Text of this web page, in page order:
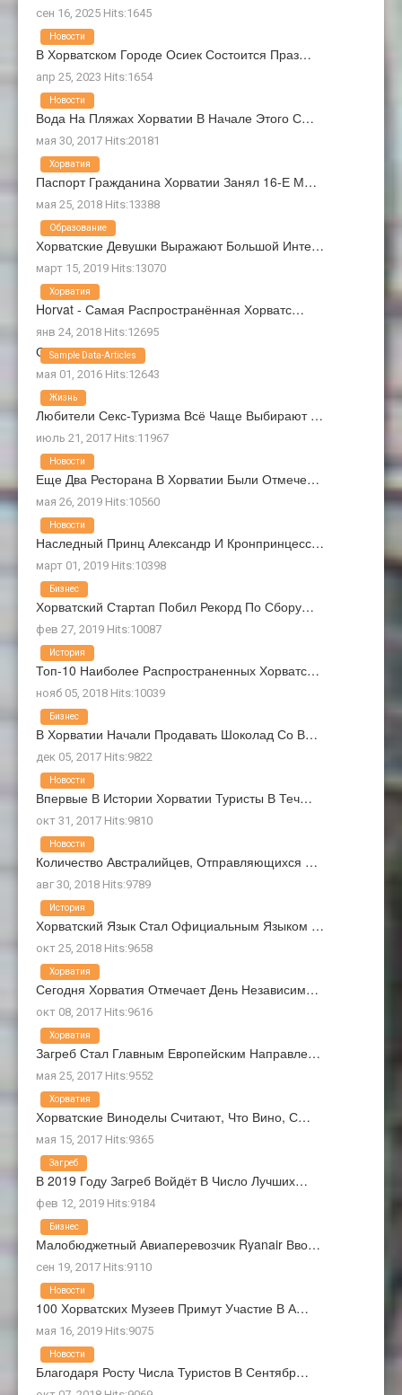
сен 16, 2025 Hits:1645
В Хорватском Городе Осиек Состоится Праз…
апр 25, 2023 Hits:1654
Новости
Вода На Пляжах Хорватии В Начале Этого С…
мая 30, 2017 Hits:20181
Новости
Паспорт Гражданина Хорватии Занял 16-Е М…
мая 25, 2018 Hits:13388
Хорватия
Хорватские Девушки Выражают Большой Инте…
март 15, 2019 Hits:13070
Образование
Horvat - Самая Распространённая Хорватс…
янв 24, 2018 Hits:12695
Хорватия
О Нас
мая 01, 2016 Hits:12643
Sample Data-Articles
Любители Секс-Туризма Всё Чаще Выбирают …
июль 21, 2017 Hits:11967
Жизнь
Еще Два Ресторана В Хорватии Были Отмече…
мая 26, 2019 Hits:10560
Новости
Наследный Принц Александр И Кронпринцесс…
март 01, 2019 Hits:10398
Новости
Хорватский Стартап Побил Рекорд По Сбору…
фев 27, 2019 Hits:10087
Бизнес
Топ-10 Наиболее Распространенных Хорватс…
нояб 05, 2018 Hits:10039
История
В Хорватии Начали Продавать Шоколад Со В…
дек 05, 2017 Hits:9822
Бизнес
Впервые В Истории Хорватии Туристы В Теч…
окт 31, 2017 Hits:9810
Новости
Количество Австралийцев, Отправляющихся …
авг 30, 2018 Hits:9789
Новости
Хорватский Язык Стал Официальным Языком …
окт 25, 2018 Hits:9658
История
Сегодня Хорватия Отмечает День Независим…
окт 08, 2017 Hits:9616
Хорватия
Загреб Стал Главным Европейским Направле…
мая 25, 2017 Hits:9552
Хорватия
Хорватские Виноделы Считают, Что Вино, С…
мая 15, 2017 Hits:9365
Хорватия
В 2019 Году Загреб Войдёт В Число Лучших…
фев 12, 2019 Hits:9184
Загреб
Малобюджетный Авиаперевозчик Ryanair Вво…
сен 19, 2017 Hits:9110
Бизнес
100 Хорватских Музеев Примут Участие В А…
мая 16, 2019 Hits:9075
Новости
Благодаря Росту Числа Туристов В Сентябр…
Новости